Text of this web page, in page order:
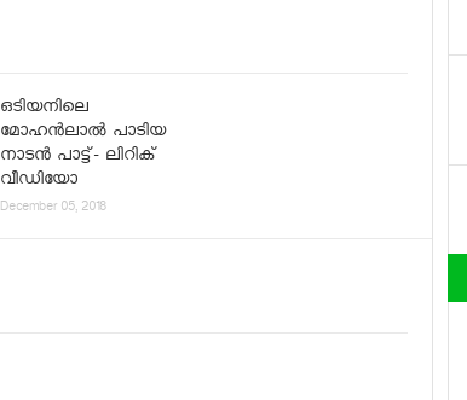
ഒടിയനിലെ
മോഹൻലാൽ പാടിയ
നാടൻ പാട്ട്- ലിറിക്
വീഡിയോ
December 05, 2018